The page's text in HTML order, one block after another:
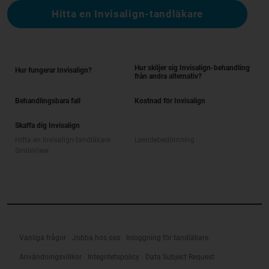
Hitta en Invisalign-tandläkare
Hur fungerar Invisalign?
Hur skiljer sig Invisalign-behandling
från andra alternativ?
Behandlingsbara fall Kostnad för Invisalign
Skaffa dig Invisalign
Vanliga frågor Jobba hos oss Inloggning för tandläkare
Användningsvillkor Integritetspolicy Data Subject Request